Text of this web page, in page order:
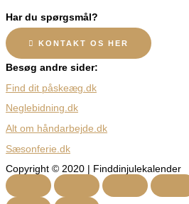
Har du spørgsmål?
KONTAKT OS HER
Besøg andre sider:
Find dit påskeæg.dk
Neglebidning.dk
Alt om håndarbejde.dk
Sæsonferie.dk
Copyright © 2020 | Finddinjulekalender